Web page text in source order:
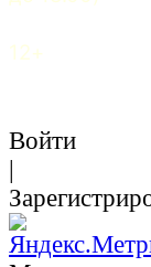
12+
Войти
|